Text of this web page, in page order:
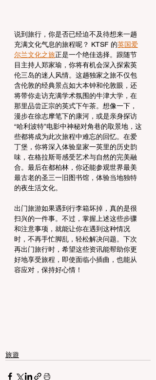
说到旅行，你是否已经迫不及待想来一趟
充满文化气息的旅程呢？ KTSF 的英国爱
尔兰文化之旅正是一个绝佳选择。跟随节
目主持人郑家瑜，你将有机会深入探索英
伦三岛的迷人风情。这趟独家之旅不仅包
含伦敦的经典景点如大本钟和伦敦眼，还
将带你走访充满学术氛围的牛津大学，在
那里品尝正宗的英式下午茶。想像一下，
漫步在徐志摩笔下的康河，或是亲身探访
“哈利波特”电影中神秘对角巷的取景地，这
些都将成为此次旅程中难忘的回忆。在爱
丁堡，你将深入体验皇家一英里的历史韵
味，在格拉斯哥感受艺术与自然的完美融
合。最后在都柏林，你还能参观世界最美
最古老的圣三一旧图书馆，体验当地独特
的夜生活文化。
出门旅游如果遇到行李箱坏掉，真的是很
扫兴的一件事。不过，掌握上述这些步骤
和注意事项，就能让你在遇到这种情况
时，不再手忙脚乱，轻松解决问题。下次
再出门旅行时，希望这些资讯能帮助你更
好地享受旅程，即使面临小插曲，也能从
容应对，保持好心情！
旅遊